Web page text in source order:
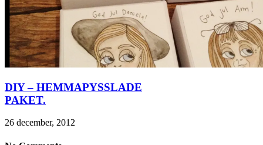
DIY – HEMMAPYSSLADE
PAKET.
26 december, 2012